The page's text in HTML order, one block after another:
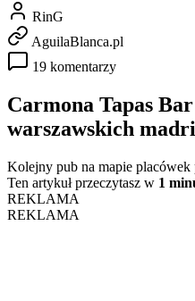
RinG
AguilaBlanca.pl
19 komentarzy
Carmona Tapas
warszawskich
Kolejny pub na mapie
Ten artykuł przeczytasz w 1
REKLAMA
REKLAMA